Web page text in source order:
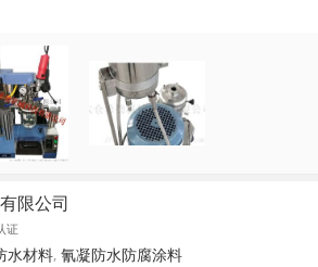
限公司
证
水材料,氰凝防水防腐涂料